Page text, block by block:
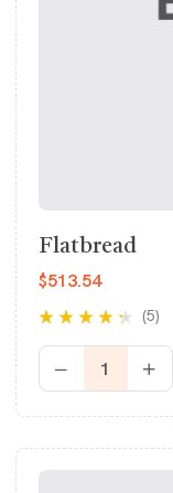
Flatbread
$513.54
out of 5
(5)